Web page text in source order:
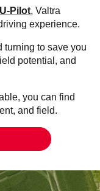
Pilot, Valtra
experience.
turning to save you
potential, and
you can find
and field.